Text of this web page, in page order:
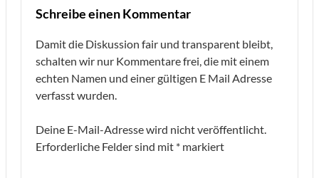
Schreibe einen Kommentar
Damit die Diskussion fair und transparent bleibt,
schalten wir nur Kommentare frei, die mit einem
echten Namen und einer gültigen E Mail Adresse
verfasst wurden.
Deine E-Mail-Adresse wird nicht veröffentlicht.
Erforderliche Felder sind mit * markiert